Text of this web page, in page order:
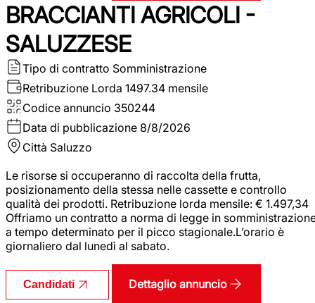
BRACCIANTI AGRICOLI -
SALUZZESE
Tipo di contratto Somministrazione
Retribuzione Lorda 1497.34 mensile
Codice annuncio 350244
Data di pubblicazione 8/8/2026
Città Saluzzo
Le risorse si occuperanno di raccolta della frutta,
posizionamento della stessa nelle cassette e controllo
qualità dei prodotti. Retribuzione lorda mensile: € 1.497,34
Offriamo un contratto a norma di legge in
a tempo determinato per il picco stagionale.L’orario è
giornaliero dal lunedì al sabato.
Candidati Dettaglio annuncio